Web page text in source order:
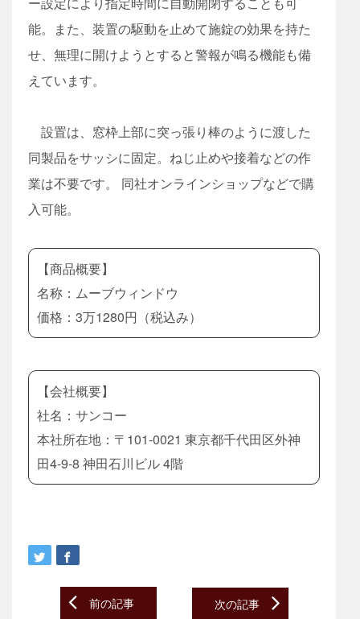
能。また、装置の駆動を止めて施錠の効果を持た
せ、無理に開けようとすると警報が鳴る機能も備
えています。
設置は、窓枠上部に突っ張り棒のように渡した
同製品をサッシに固定。ねじ止めや接着などの作
業は不要です。 同社オンラインショップなどで購
入可能。
【商品概要】
名称：ムーブウィンドウ
価格：3万1280円（税込み）
【会社概要】
社名：サンコー
本社所在地：〒101-0021 東京都千代田区外神
田4-9-8 神田石川ビル 4階
Post
前の記事 次の記事